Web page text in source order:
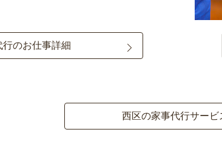
行のお仕事詳細
西区の家事代行サービ